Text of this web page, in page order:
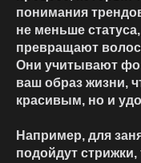
понимания
не меньше статуса,
превращают
Они учитывают
ваш образ жизни,
красивым, но и
Например, для
подойдут